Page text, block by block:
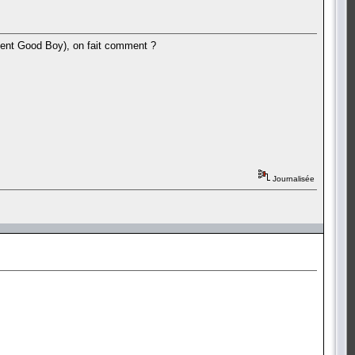
Good Boy), on fait comment ?
Journalisée